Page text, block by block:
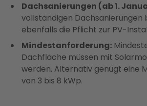
Dachsanierungen (ab 1.
vollständigen Dachsanierungen
ebenfalls die Pflicht zur PV-
Mindestanforderung:
Dachfläche müssen mit
werden. Alternativ genügt eine
von 3 bis 8 kWp.